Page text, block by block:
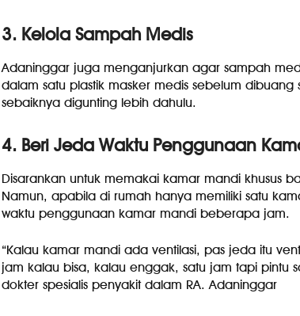
3. Kelola Sampah Medis
Adaninggar juga menganjurkan agar sampah
dalam satu plastik masker medis sebelum
sebaiknya digunting lebih dahulu.
4. Beri Jeda Waktu Penggunaan
Disarankan untuk memakai kamar mandi khusus
Namun, apabila di rumah hanya memiliki satu
waktu penggunaan kamar mandi beberapa jam.
“Kalau kamar mandi ada ventilasi, pas jeda itu
jam kalau bisa, kalau enggak, satu jam tapi pintu
dokter spesialis penyakit dalam RA. Adaninggar